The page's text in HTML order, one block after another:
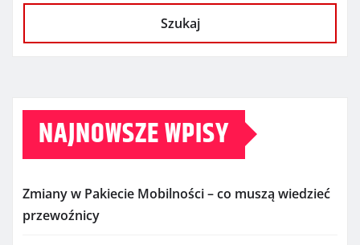
Szukaj
NAJNOWSZE WPISY
Zmiany w Pakiecie Mobilności – co muszą wiedzieć
przewoźnicy